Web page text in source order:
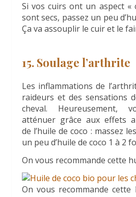
Si vos cuirs ont un aspect «
sont secs, passez un peu
Ça va assouplir le cuir et le
15. Soulage l’arthrite
Les inflammations de
raideurs et des sensations
cheval. Heureusement,
atténuer grâce aux effets
de l’huile de coco : massez
un peu d’huile de coco 1 à 2
On vous recommande cette
On vous recommande